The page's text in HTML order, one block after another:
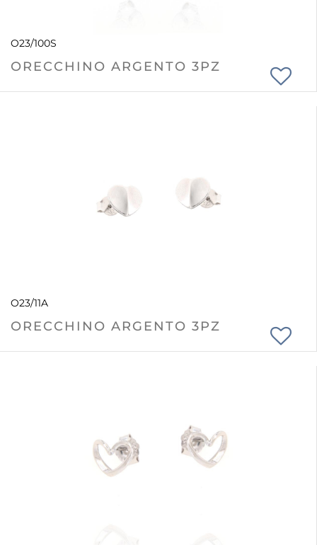
O23/100S
ORECCHINO ARGENTO 3PZ
O23/11A
ORECCHINO ARGENTO 3PZ